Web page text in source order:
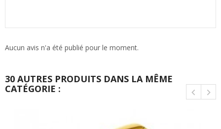
Aucun avis n'a été publié pour le moment.
30 AUTRES PRODUITS DANS LA MÊME
CATÉGORIE :